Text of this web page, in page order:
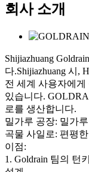
회사 소개
Shijiazhuang
다.Shijiazhuang 시,
전 세계 사용자에
있습니다.
로를 생산합니다.
밀가루 공장: 밀가
곡물 사일로: 편평
이점:
1. Goldrain 팀의 턴